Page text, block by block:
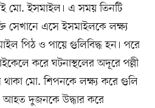
মো. ইসমাইল। এ সময় তিনটি
সেখানে এসে ইসমাইলকে লক্ষ্য
পিঠ ও পায়ে গুলিবিদ্ধ হন। পরে
করে ঘটনাস্থলের অদূরে পল্লী
থাকা মো. শিপনকে লক্ষ্য করে গুলি
আহত দুজনকে উদ্ধার করে